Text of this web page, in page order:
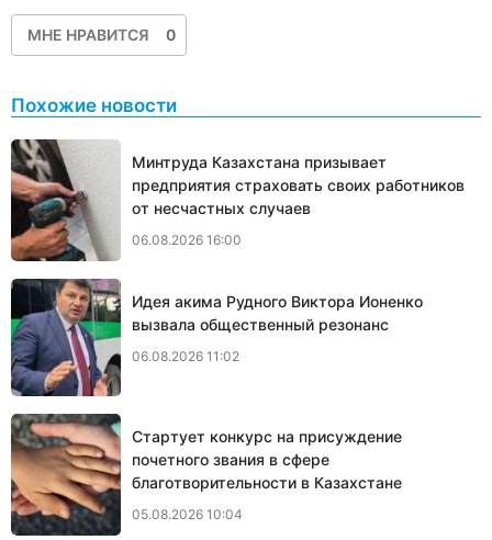
МНЕ НРАВИТСЯ 0
Похожие новости
Минтруда Казахстана призывает
предприятия страховать своих работников
от несчастных случаев
06.08.2026 16:00
Идея акима Рудного Виктора Ионенко
вызвала общественный резонанс
06.08.2026 11:02
Стартует конкурс на присуждение
почетного звания в сфере
благотворительности в Казахстане
05.08.2026 10:04